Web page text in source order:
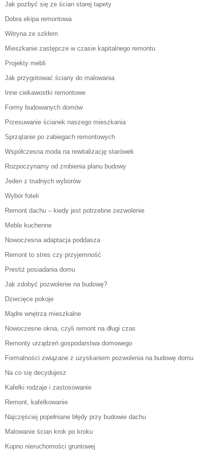
Jak pozbyć się ze ścian starej tapety
Dobra ekipa remontowa
Witryna ze szkłem
Mieszkanie zastępcze w czasie kapitalnego remontu
Projekty mebli
Jak przygotować ściany do malowania
Inne ciekawostki remontowe
Formy budowanych domów
Przesuwanie ścianek naszego mieszkania
Sprzątanie po zabiegach remontowych
Współczesna moda na rewitalizację starówek
Rozpoczynamy od zrobienia planu budowy
Jeden z trudnych wyborów
Wybór foteli
Remont dachu – kiedy jest potrzebne zezwolenie
Meble kuchenne
Nowoczesna adaptacja poddasza
Remont to stres czy przyjemność
Prestiż posiadania domu
Jak zdobyć pozwolenie na budowę?
Dziecięce pokoje
Mądre wnętrza mieszkalne
Nowoczesne okna, czyli remont na długi czas
Remonty urządzeń gospodarstwa domowego
Formalności związane z uzyskaniem pozwolenia na budowę domu
Na co się decydujesz
Kafelki rodzaje i zastosowanie
Remont, kafelkowanie
Najczęściej popełniane błędy przy budowie dachu
Malowanie ścian krok po kroku
Kupno nieruchomości gruntowej